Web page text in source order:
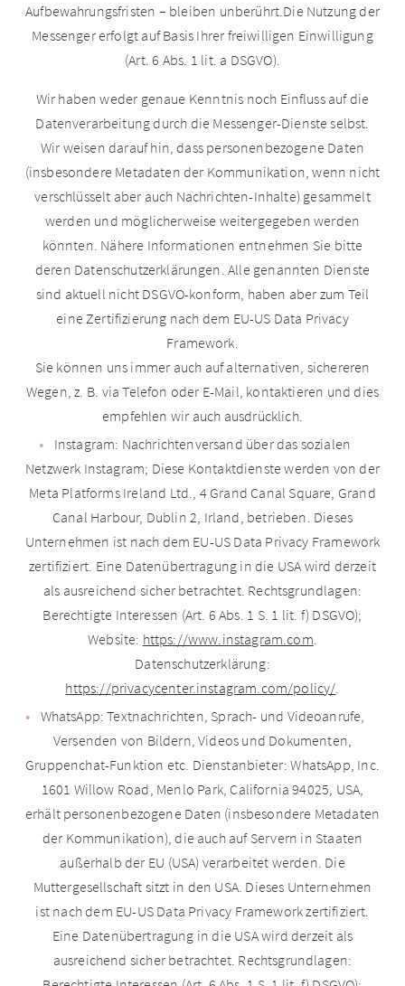
Aufbewahrungsfristen – bleiben unberührt.Die Nutzung der
Messenger erfolgt auf Basis Ihrer freiwilligen Einwilligung
(Art. 6 Abs. 1 lit. a DSGVO).
Wir haben weder genaue Kenntnis noch Einfluss auf die
Datenverarbeitung durch die Messenger-Dienste selbst.
Wir weisen darauf hin, dass personenbezogene Daten
(insbesondere Metadaten der Kommunikation, wenn nicht
verschlüsselt aber auch Nachrichten-Inhalte) gesammelt
werden und möglicherweise weitergegeben werden
könnten. Nähere Informationen entnehmen Sie bitte
deren Datenschutzerklärungen. Alle genannten Dienste
sind aktuell nicht DSGVO-konform, haben aber zum Teil
eine Zertifizierung nach dem EU-US Data Privacy
Framework.
Sie können uns immer auch auf alternativen, sichereren
Wegen, z. B. via Telefon oder E-Mail, kontaktieren und dies
empfehlen wir auch ausdrücklich.
Instagram: Nachrichtenversand über das sozialen
Netzwerk Instagram; Diese Kontaktdienste werden von der
Meta Platforms Ireland Ltd., 4 Grand Canal Square, Grand
Canal Harbour, Dublin 2, Irland, betrieben. Dieses
Unternehmen ist nach dem EU-US Data Privacy Framework
zertifiziert. Eine Datenübertragung in die USA wird derzeit
als ausreichend sicher betrachtet. Rechtsgrundlagen:
Berechtigte Interessen (Art. 6 Abs. 1 S. 1 lit. f) DSGVO);
Website: https://www.instagram.com.
Datenschutzerklärung:
https://privacycenter.instagram.com/policy/.
WhatsApp: Textnachrichten, Sprach- und Videoanrufe,
Versenden von Bildern, Videos und Dokumenten,
Gruppenchat-Funktion etc. Dienstanbieter: WhatsApp, Inc.
1601 Willow Road, Menlo Park, California 94025, USA,
erhält personenbezogene Daten (insbesondere Metadaten
der Kommunikation), die auch auf Servern in Staaten
außerhalb der EU (USA) verarbeitet werden. Die
Muttergesellschaft sitzt in den USA. Dieses Unternehmen
ist nach dem EU-US Data Privacy Framework zertifiziert.
Eine Datenübertragung in die USA wird derzeit als
ausreichend sicher betrachtet. Rechtsgrundlagen: